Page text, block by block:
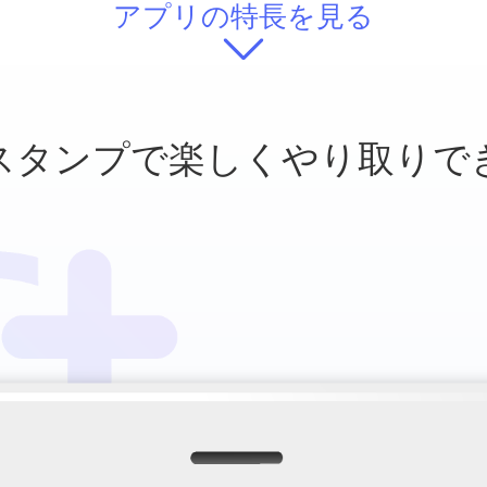
アプリの特長を見る
タンプで楽しくやり取りで